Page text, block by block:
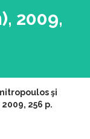
2009,
şi
256 p.